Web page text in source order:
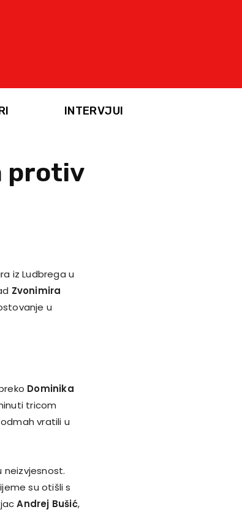
INTERVJUI
protiv
iz Ludbrega u
Zvonimira
u
Dominika
tricom
vratili u
neizvjesnost.
su otišli s
Andrej Bušić,